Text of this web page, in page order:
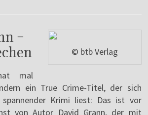
© btb Verlag
–
mal
ein True Crime-Titel, der sich
Krimi liest: Das ist vor
von Autor David Grann, der mit